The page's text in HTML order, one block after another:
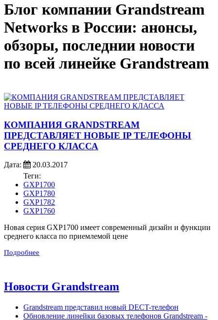
Блог компании Grandstream
Networks в России: анонсы,
обзоры, последнии новости
по всей линейке Grandstream
КОМПАНИЯ GRANDSTREAM
ПРЕДСТАВЛЯЕТ НОВЫЕ IP ТЕЛЕФОНЫ
СРЕДНЕГО КЛАССА
Дата:
20.03.2017
Теги:
GXP1700
GXP1780
GXP1782
GXP1760
Новая серия GXP1700 имеет современный дизайн и функции
среднего класса по приемлемой цене
Подробнее
Новости Grandstream
Grandstream представил новый DECT-телефон
Обновление линейки базовых телефонов Grandstream -